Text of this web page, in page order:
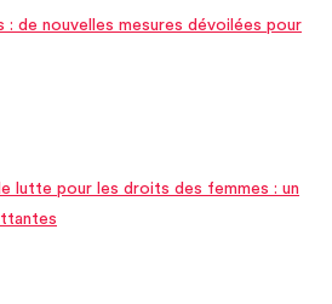
: de nouvelles mesures dévoilées pour
lutte pour les droits des femmes : un